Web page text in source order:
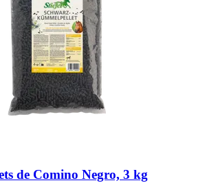
de Comino Negro, 3 kg